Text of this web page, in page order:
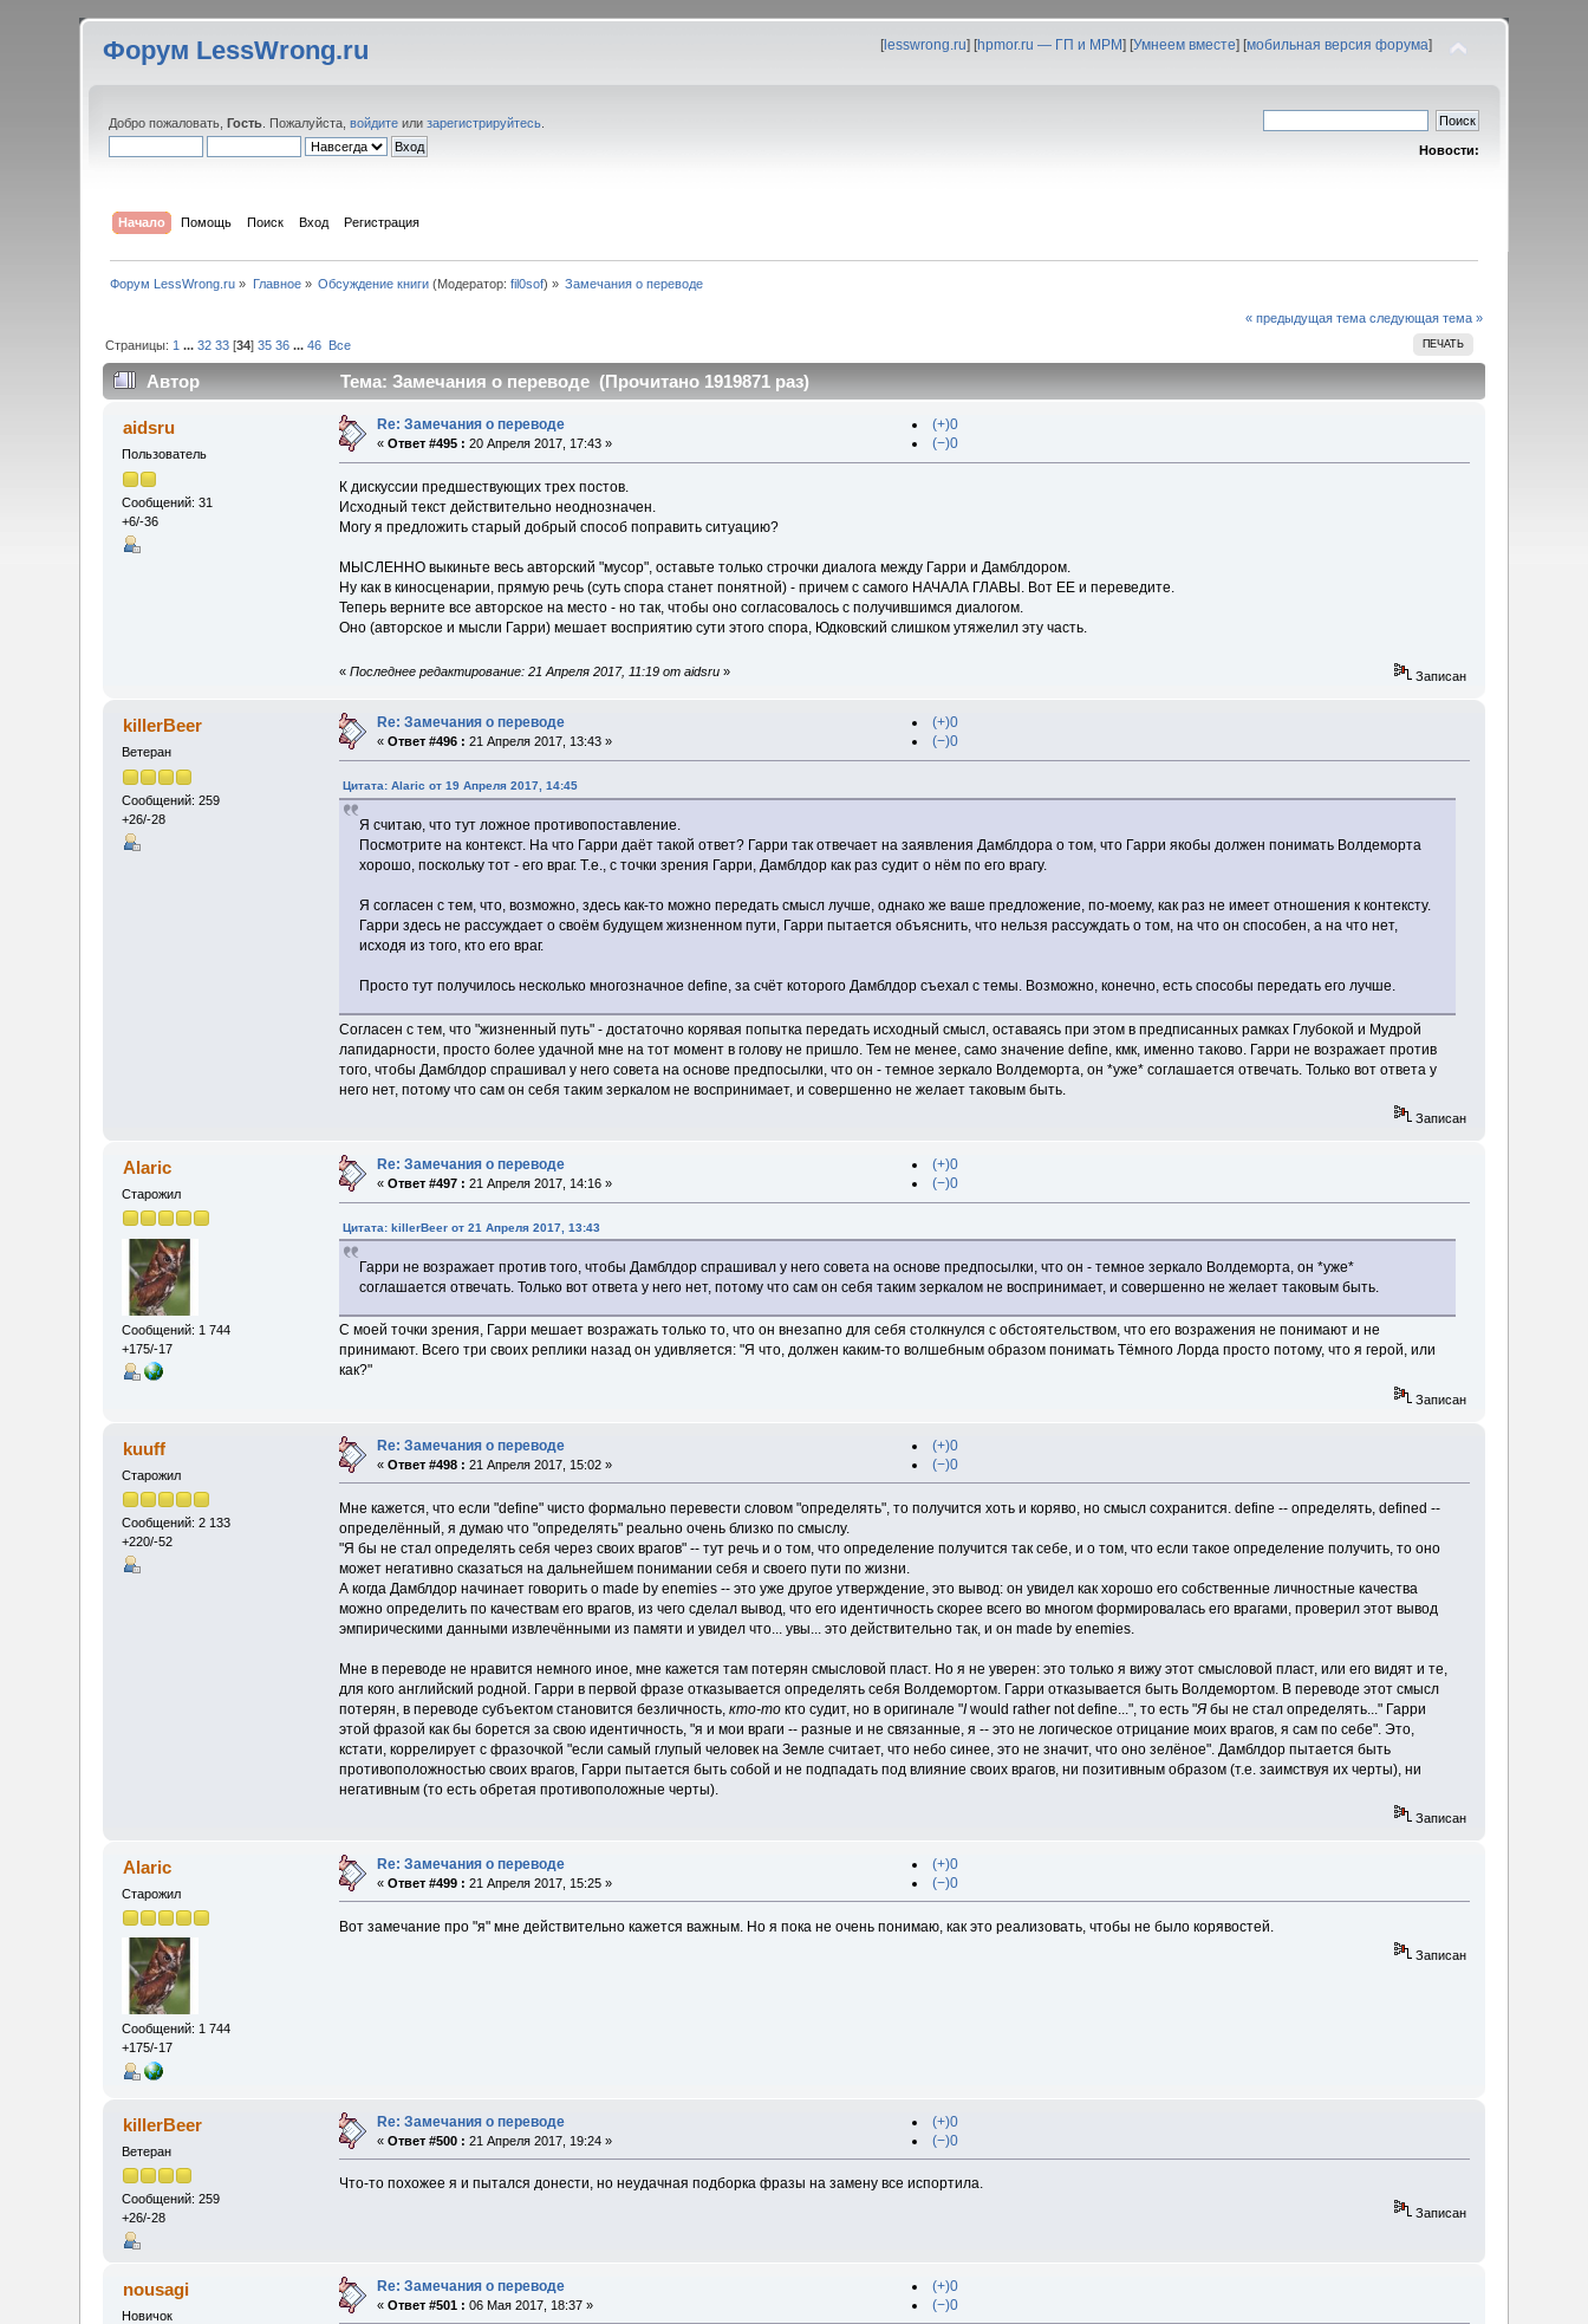
Форум LessWrong.ru [lesswrong.ru] [hpmor.ru — ГП и МРМ] [Умнеем вместе] [мобильная версия форума]
Добро пожаловать,Гость . Пожалуйста,войдите илизарегистрируйтесь
Новости:
Начало Помощь Поиск Вход Регистрация
Форум LessWrong.ru » Главное» Обсуждение книги (Модератор:fil0sof) » Замечания о переводе
« предыдущая тема следующая тема »
ПЕЧАТЬ
Страницы: 1 ...32 33 [34]35 36 ...46 Все
Автор Тема: Замечания о переводе (Прочитано 1919871 раз)
aidsru
Пользователь
Сообщений: 31
+6/-36
Re: Замечания о переводе
«Ответ #495 : 20 Апреля 2017, 17:43 »
(+)0
(−)0
К дискуссии предшествующих трех постов.
Исходный текст действительно неоднозначен.
Могу я предложить старый добрый способ поправить ситуацию?
МЫСЛЕННО выкиньте весь авторский "мусор", оставьте только строчки диалога между Гарри и Дамблдором.
Ну как в киносценарии, прямую речь (суть спора станет понятной) - причем с самого НАЧАЛА ГЛАВЫ. Вот ЕЕ и переведите.
Теперь верните все авторское на место - но так, чтобы оно согласовалось с получившимся диалогом.
Оно (авторское и мысли Гарри) мешает восприятию сути этого спора, Юдковский слишком утяжелил эту часть.
« Последнее редактирование: 21 Апреля 2017, 11:19 от aidsru» Записан
killerBeer
Ветеран
Сообщений: 259
+26/-28
Re: Замечания о переводе
«Ответ #496 : 21 Апреля 2017, 13:43 »
(+)0
(−)0
Цитата: Alaric от 19 Апреля 2017, 14:45
Я считаю, что тут ложное противопоставление.
Посмотрите на контекст. На что Гарри даёт такой ответ? Гарри так отвечает на заявления Дамблдора о том, что Гарри якобы должен понимать Волдеморта
хорошо, поскольку тот - его враг. Т.е., с точки зрения Гарри, Дамблдор как раз судит о нём по его врагу.
Я согласен с тем, что, возможно, здесь как-то можно передать смысл лучше, однако же ваше предложение, по-моему, как раз не имеет отношения к контексту.
Гарри здесь не рассуждает о своём будущем жизненном пути, Гарри пытается объяснить, что нельзя рассуждать о том, на что он способен, а на что нет,
исходя из того, кто его враг.
Просто тут получилось несколько многозначное define, за счёт которого Дамблдор съехал с темы. Возможно, конечно, есть способы передать его лучше.
Согласен с тем, что "жизненный путь" - достаточно корявая попытка передать исходный смысл, оставаясь при этом в предписанных рамках Глубокой и Мудрой
лапидарности, просто более удачной мне на тот момент в голову не пришло. Тем не менее, само значение define, кмк, именно таково. Гарри не возражает против
того, чтобы Дамблдор спрашивал у него совета на основе предпосылки, что он - темное зеркало Волдеморта, он *уже* соглашается отвечать. Только вот ответа у
него нет, потому что сам он себя таким зеркалом не воспринимает, и совершенно не желает таковым быть.
Записан
Alaric
Старожил
Сообщений: 1 744
+175/-17
Re: Замечания о переводе
«Ответ #497 : 21 Апреля 2017, 14:16 »
(+)0
(−)0
Цитата: killerBeer от 21 Апреля 2017, 13:43
Гарри не возражает против того, чтобы Дамблдор спрашивал у него совета на основе предпосылки, что он - темное зеркало Волдеморта, он *уже*
соглашается отвечать. Только вот ответа у него нет, потому что сам он себя таким зеркалом не воспринимает, и совершенно не желает таковым быть.
С моей точки зрения, Гарри мешает возражать только то, что он внезапно для себя столкнулся с обстоятельством, что его возражения не понимают и не
принимают. Всего три своих реплики назад он удивляется: "Я что, должен каким-то волшебным образом понимать Тёмного Лорда просто потому, что я герой, или
как?"
Записан
kuuff
Старожил
Сообщений: 2 133
+220/-52
Re: Замечания о переводе
«Ответ #498 : 21 Апреля 2017, 15:02 »
(+)0
(−)0
Мне кажется, что если "define" чисто формально перевести словом "определять", то получится хоть и коряво, но смысл сохранится. define -- определять, defined --
определённый, я думаю что "определять" реально очень близко по смыслу.
"Я бы не стал определять себя через своих врагов" -- тут речь и о том, что определение получится так себе, и о том, что если такое определение получить, то оно
может негативно сказаться на дальнейшем понимании себя и своего пути по жизни.
А когда Дамблдор начинает говорить о made by enemies -- это уже другое утверждение, это вывод: он увидел как хорошо его собственные личностные качества
можно определить по качествам его врагов, из чего сделал вывод, что его идентичность скорее всего во многом формировалась его врагами, проверил этот вывод
эмпирическими данными извлечёнными из памяти и увидел что... увы... это действительно так, и он made by enemies.
Мне в переводе не нравится немного иное, мне кажется там потерян смысловой пласт. Но я не уверен: это только я вижу этот смысловой пласт, или его видят и те,
для кого английский родной. Гарри в первой фразе отказывается определять себя Волдемортом. Гарри отказывается быть Волдемортом. В переводе этот смысл
потерян, в переводе субъектом становится безличность, кто-токто судит, но в оригинале "Iwould rather not define...", то есть "Ябы не стал определять..." Гарри
этой фразой как бы борется за свою идентичность, "я и мои враги -- разные и не связанные, я -- это не логическое отрицание моих врагов, я сам по себе". Это,
кстати, коррелирует с фразочкой "если самый глупый человек на Земле считает, что небо синее, это не значит, что оно зелёное". Дамблдор пытается быть
противоположностью своих врагов, Гарри пытается быть собой и не подпадать под влияние своих врагов, ни позитивным образом (т.е. заимствуя их черты), ни
негативным (то есть обретая противоположные черты).
Записан
Alaric
Старожил
Сообщений: 1 744
+175/-17
Re: Замечания о переводе
«Ответ #499 : 21 Апреля 2017, 15:25 »
(+)0
(−)0
Вот замечание про "я" мне действительно кажется важным. Но я пока не очень понимаю, как это реализовать, чтобы не было корявостей.
Записан
killerBeer
Ветеран
Сообщений: 259
+26/-28
Re: Замечания о переводе
«Ответ #500 : 21 Апреля 2017, 19:24 »
(+)0
(−)0
Что-то похожее я и пытался донести, но неудачная подборка фразы на замену все испортила.
Записан
nousagi
Новичок
Re: Замечания о переводе
«Ответ #501 : 06 Мая 2017, 18:37 »
(+)0
(−)0